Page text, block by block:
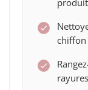
chiffon